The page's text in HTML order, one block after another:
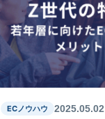
ECノウハウ 2025.05.02